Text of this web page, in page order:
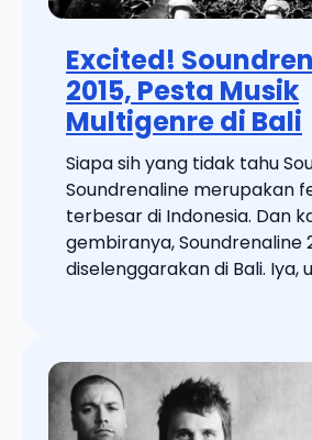
Excited!
2015, Pesta Musik
Multigenre di Bali
Siapa sih yang tidak tahu
Soundrenaline merupakan
terbesar di Indonesia. Dan
gembiranya, Soundrenaline
diselenggarakan di Bali. Iya,